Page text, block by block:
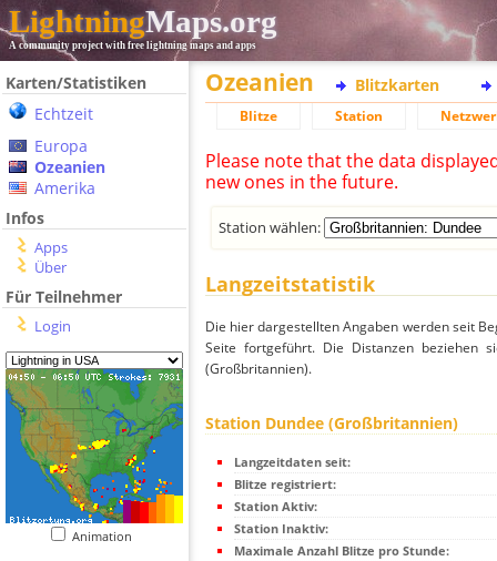
LightningMaps.org
A community project with free lightning maps and apps
Karten/Statistiken
Echtzeit
Europa
Ozeanien
Amerika
Infos
Apps
Über
Für Teilnehmer
Login
Animation
Ozeanien Blitzkarten
Blitze Station
Please note that the data
new ones in the future.
Station wählen:
Langzeitstatistik
Die hier dargestellten Angaben werden seit
Seite fortgeführt. Die Distanzen beziehen
(Großbritannien).
Station Dundee (Großbritannien)
Langzeitdaten seit:
Blitze registriert:
Station Aktiv:
Station Inaktiv:
Maximale Anzahl Blitze pro Stunde: